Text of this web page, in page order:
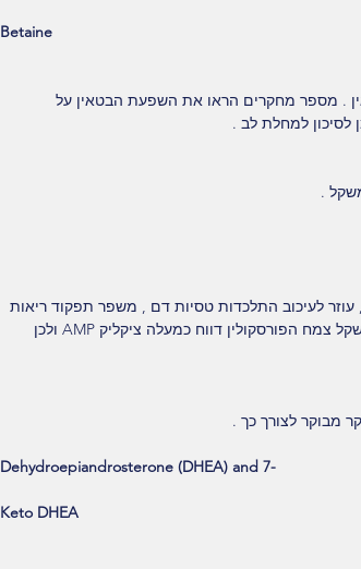
Betaine
. מספר מחקרים הראו את השפעת הבטאין על
לסיכון למחלת לב .
.
לעיכוב התלכדות טסיות דם , משפר תפקוד ריאות
ומסייע לטיפול בגלאוקומה . בהתייחסות להורדה במשקל צמח הפורסקולין דווח כמעלה ציקליק AMP ולכן
מבוקר לצורך כך .
Dehydroepiandrosterone (DHEA) and 7-
Keto DHEA